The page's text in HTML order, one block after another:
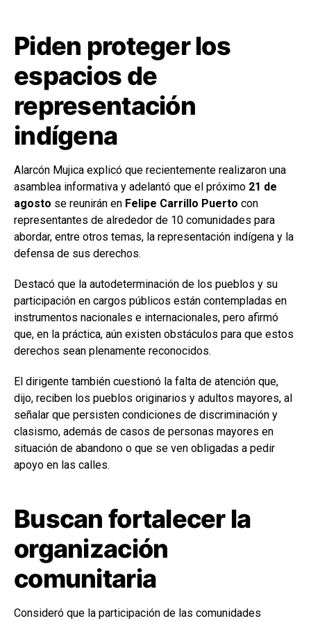
Piden proteger los
espacios de
representación
indígena
Alarcón Mujica explicó que recientemente realizaron una
asamblea informativa y adelantó que el próximo 21 de
agosto se reunirán en Felipe Carrillo Puerto con
representantes de alrededor de 10 comunidades para
abordar, entre otros temas, la representación indígena y la
defensa de sus derechos.
Destacó que la autodeterminación de los pueblos y su
participación en cargos públicos están contempladas en
instrumentos nacionales e internacionales, pero afirmó
que, en la práctica, aún existen obstáculos para que estos
derechos sean plenamente reconocidos.
El dirigente también cuestionó la falta de atención que,
dijo, reciben los pueblos originarios y adultos mayores, al
señalar que persisten condiciones de discriminación y
clasismo, además de casos de personas mayores en
situación de abandono o que se ven obligadas a pedir
apoyo en las calles.
Buscan fortalecer la
organización
comunitaria
Consideró que la participación de las comunidades